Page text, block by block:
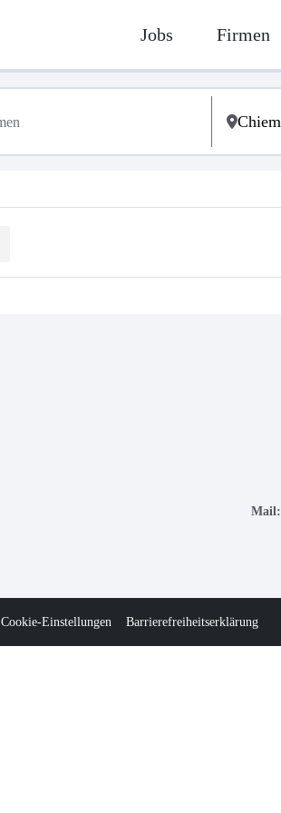
Jobs Firmen
Mail:
Cookie-Einstellungen Barrierefreiheitserklärung